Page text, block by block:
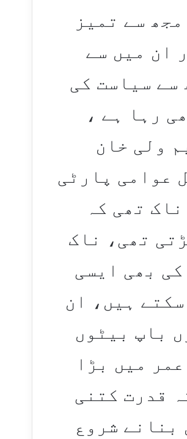
سے تمیز
ان میں سے
سے سیاست کی
رہا ہے ،
ولی خان
عوامی پارٹی
تھی کہ
تھی، ناک
بھی ایسی
ہیں، ان
باپ بیٹوں
میں بڑا
قدرت کتنی
بنانے شروع